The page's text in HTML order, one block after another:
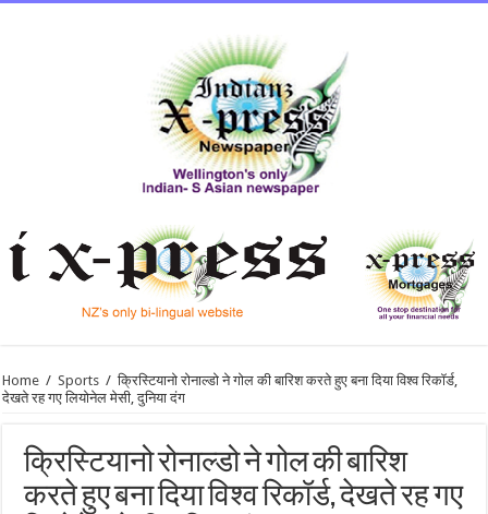
Home / Sports / क्रिस्टियानो रोनाल्डो ने गोल की बारिश करते हुए बना दिया विश्व रिकॉर्ड,
देखते रह गए लियोनेल मेसी, दुनिया दंग
क्रिस्टियानो रोनाल्डो ने गोल की बारिश
करते हुए बना दिया विश्व रिकॉर्ड, देखते रह गए